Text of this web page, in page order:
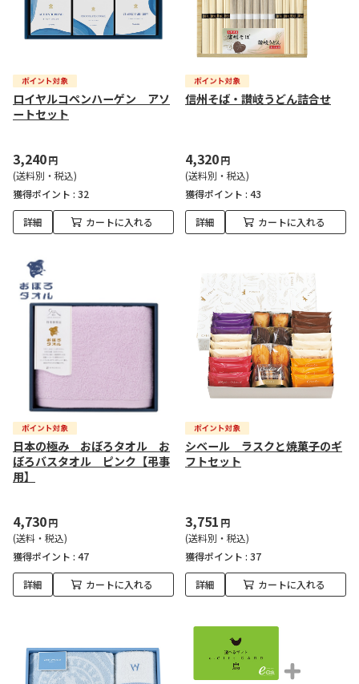
ロイヤルコペンハーゲン アソ
ートセット
3,240円
(送料別・税込)
獲得ポイント : 32
詳細 カートに入れる
信州そば・讃岐うどん詰合せ
4,320円
(送料別・税込)
獲得ポイント : 43
詳細 カートに入れる
日本の極み おぼろタオル お
ぼろバスタオル ピンク【弔事
用】
4,730円
(送料・税込)
獲得ポイント : 47
詳細 カートに入れる
シベール ラスクと焼菓子のギ
フトセット
3,751 円
(送料別・税込)
獲得ポイント : 37
詳細 カートに入れる